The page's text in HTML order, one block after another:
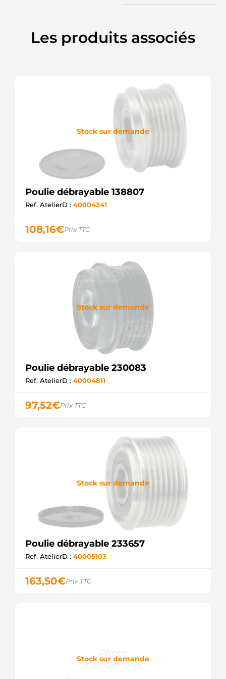
FORD
F00M349903
AS-PL
219148
ERA
Les produits associés
Stock sur demande
Poulie débrayable 138807
Ref. AtelierD : 40004341
108,16€Prix TTC
Stock sur demande
Poulie débrayable 230083
Ref. AtelierD : 40004811
97,52€Prix TTC
Stock sur demande
Poulie débrayable 233657
Ref. AtelierD : 40005103
163,50€Prix TTC
Stock sur demande